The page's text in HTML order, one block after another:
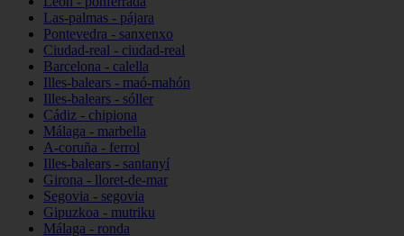
Las-palmas - pájara
Pontevedra - sanxenxo
Ciudad-real - ciudad-real
Barcelona - calella
Illes-balears - maó-mahón
Illes-balears - sóller
Cádiz - chipiona
Málaga - marbella
A-coruña - ferrol
Illes-balears - santanyí
Girona - lloret-de-mar
Segovia - segovia
Gipuzkoa - mutriku
Málaga - ronda